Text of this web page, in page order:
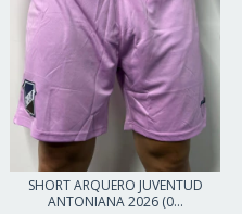
SHORT ARQUERO JUVENTUD
ANTONIANA 2026 (0...